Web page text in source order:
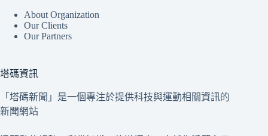
About Organization
Our Clients
Our Partners
塔碼資訊
「塔碼新聞」是一個專注於提供科技與運動相關資訊的
新聞網站